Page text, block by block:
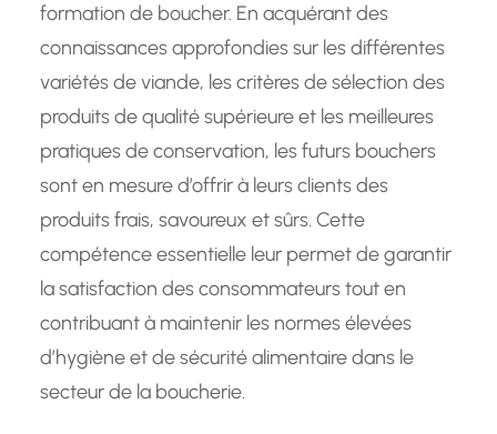
formation de boucher. En acquérant des
connaissances approfondies sur les différentes
variétés de viande, les critères de sélection des
produits de qualité supérieure et les meilleures
pratiques de conservation, les futurs bouchers
sont en mesure d’offrir à leurs clients des
produits frais, savoureux et sûrs. Cette
compétence essentielle leur permet de garantir
la satisfaction des consommateurs tout en
contribuant à maintenir les normes élevées
d’hygiène et de sécurité alimentaire dans le
secteur de la boucherie.